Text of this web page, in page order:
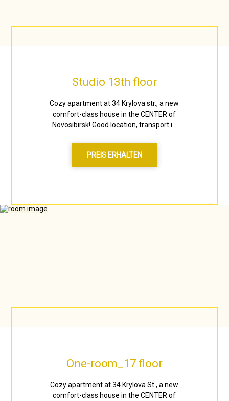
Studio 13th floor
Cozy apartment at 34 Krylova str., a new
comfort-class house in the CENTER of
Novosibirsk! Good location, transport i...
PREIS ERHALTEN
One-room_17 floor
Cozy apartment at 34 Krylova St., a new
comfort-class house in the CENTER of